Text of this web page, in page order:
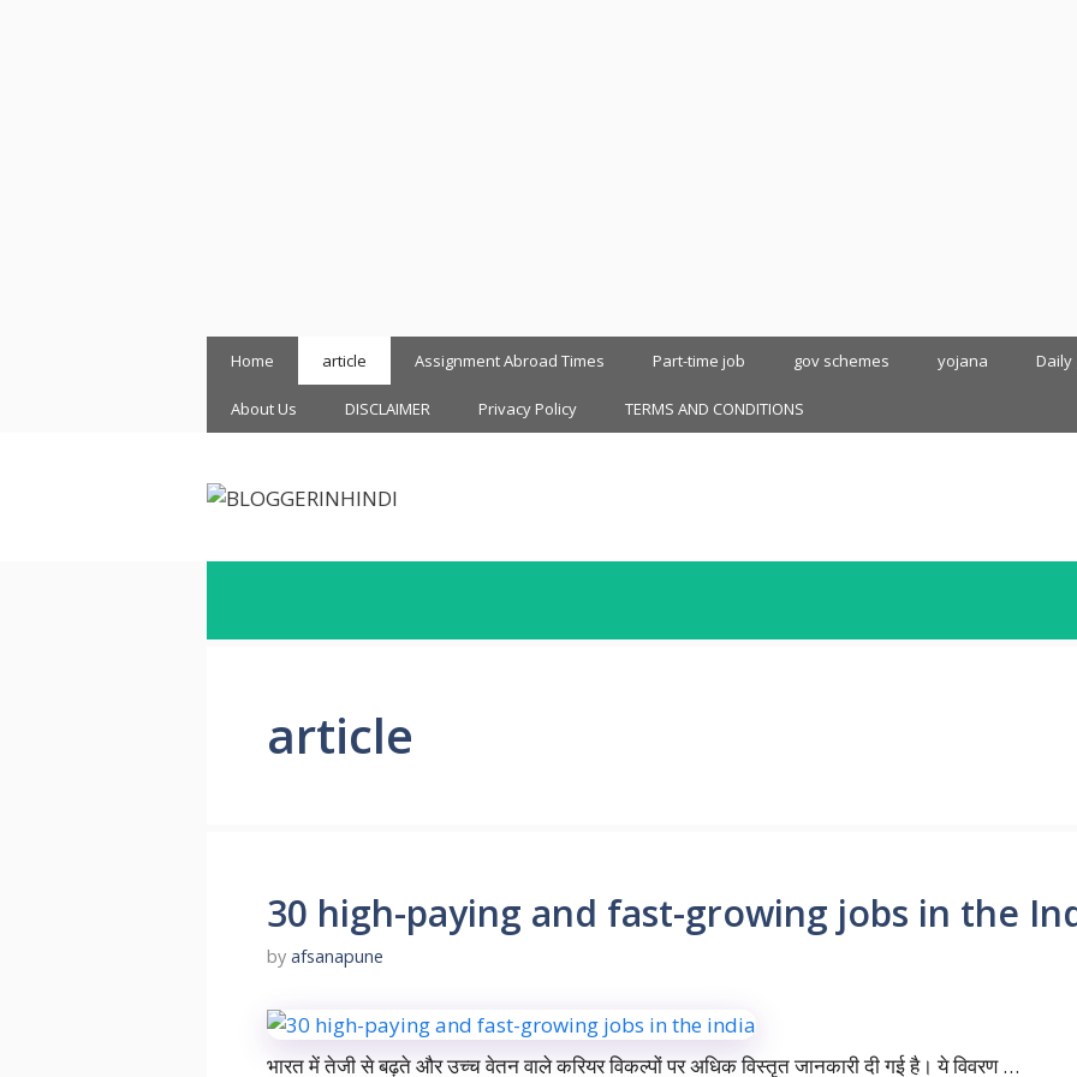
Home article Assignment Abroad Times Part-time job gov schemes yojana Daily
About Us DISCLAIMER Privacy Policy TERMS AND CONDITIONS
article
30 high-paying and fast-growing jobs in the
by afsanapune
भारत में तेजी से बढ़ते और उच्च वेतन वाले करियर विकल्पों पर अधिक विस्तृत जानकारी दी गई है। ये विवरण …